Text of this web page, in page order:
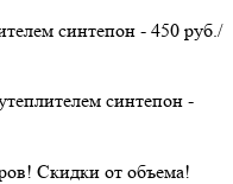
синтепон - 450 руб./
синтепон -
Скидки от объема!